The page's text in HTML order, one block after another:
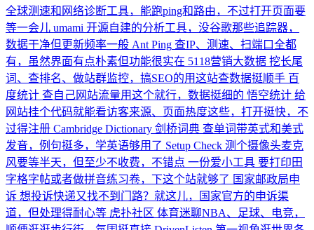
全球测速和网络诊断工具，能跑ping和路由，不过打开页面要
等一会儿 umami 开源自建的分析工具，没谷歌那些追踪器，
数据干净但更新频率一般 Ant Ping 查IP、测速、扫端口全都
有，虽然界面有点朴素但功能很实在 5118营销大数据 挖长尾
词、查排名、做站群监控，搞SEO的用这站查数据挺顺手 百
度统计 查自己网站流量用这个就行，数据挺细的 悟空统计 给
网站挂个代码就能看访客来源、页面热度这些，打开挺快，不
过得注册 Cambridge Dictionary 剑桥词典 查单词带英式和美式
发音，例句挺多，学英语够用了 Setup Check 测个摄像头麦克
风要等半天，但至少不收费，不错点 一份爱小工具 要打印田
字格字帖或者做拼音练习卷，下这个站就够了 国家邮政局申
诉 想投诉快递又找不到门路？就这儿，国家官方的申诉渠
道，但处理得耐心等 虎扑社区 体育迷聊NBA、足球、电竞，